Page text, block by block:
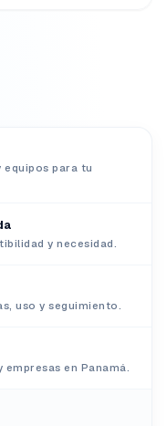
para tu
y necesidad.
uso y seguimiento.
en Panamá.